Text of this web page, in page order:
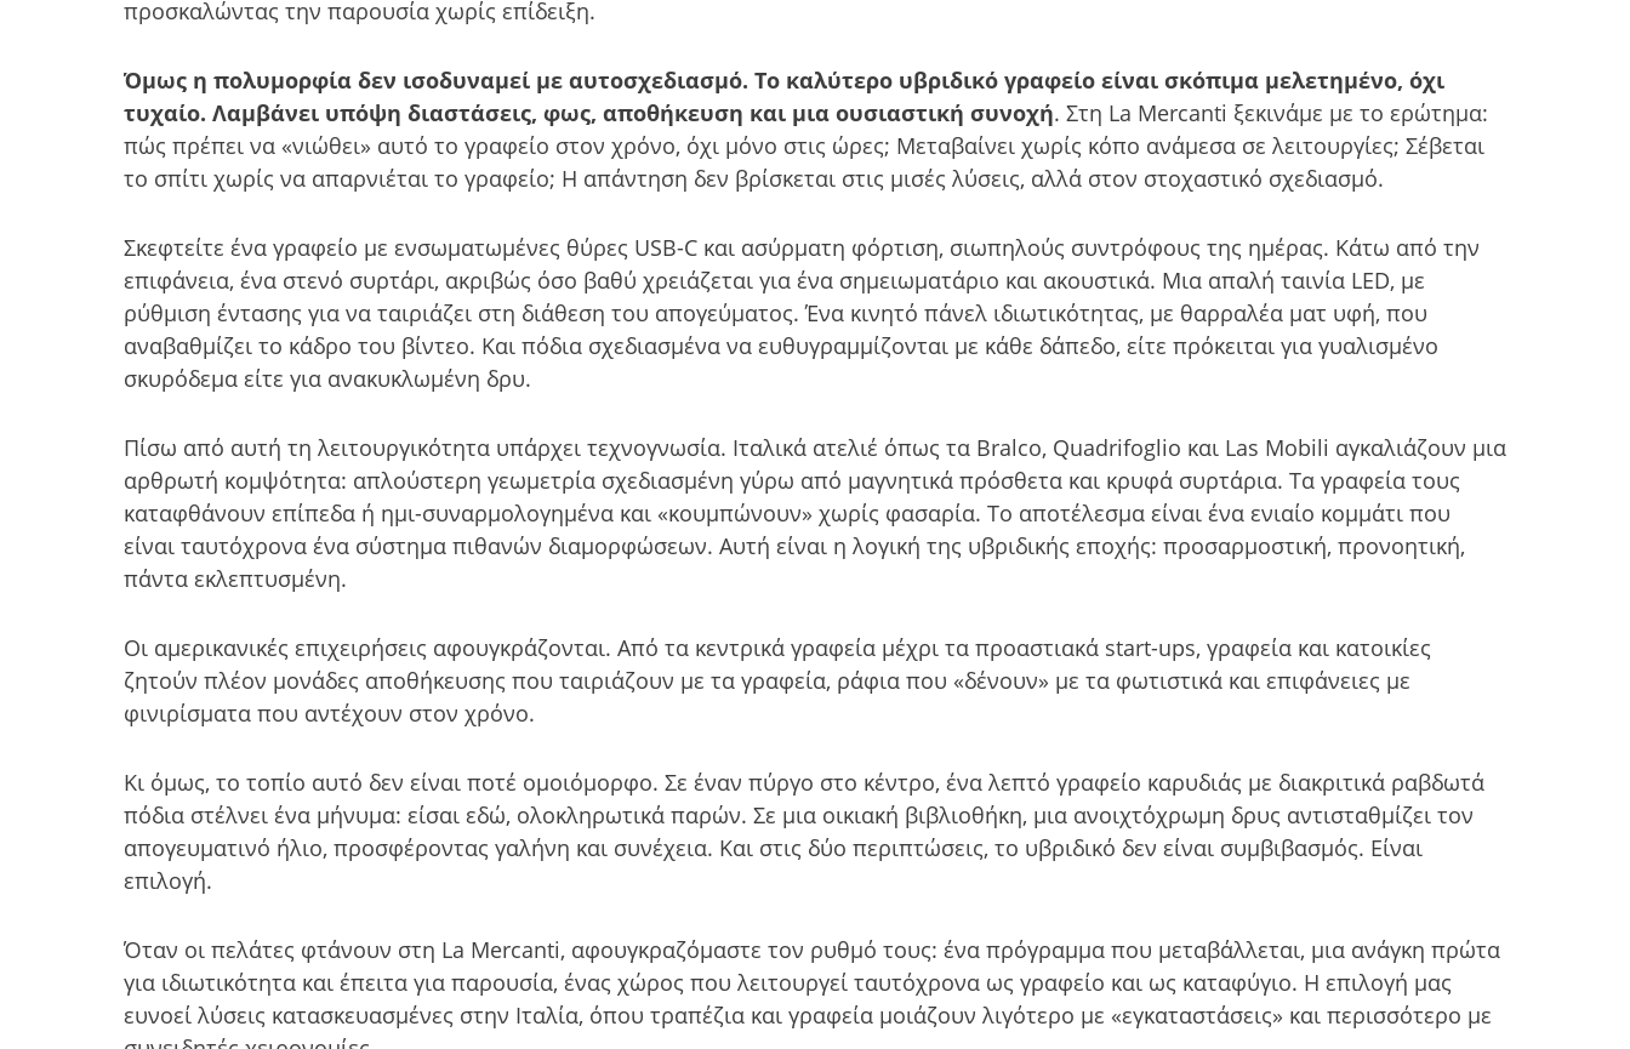
προσκαλώντας την παρουσία χωρίς επίδειξη.
Όμως η πολυμορφία δεν ισοδυναμεί με αυτοσχεδιασμό. Το καλύτερο υβριδικό γραφείο είναι σκόπιμα μελετημένο, όχι
τυχαίο. Λαμβάνει υπόψη διαστάσεις, φως, αποθήκευση και μια ουσιαστική συνοχή. Στη La Mercanti ξεκινάμε με το ερώτημα:
πώς πρέπει να «νιώθει» αυτό το γραφείο στον χρόνο, όχι μόνο στις ώρες; Μεταβαίνει χωρίς κόπο ανάμεσα σε λειτουργίες; Σέβεται
το σπίτι χωρίς να απαρνιέται το γραφείο; Η απάντηση δεν βρίσκεται στις μισές λύσεις, αλλά στον στοχαστικό σχεδιασμό.
Σκεφτείτε ένα γραφείο με ενσωματωμένες θύρες USB-C και ασύρματη φόρτιση, σιωπηλούς συντρόφους της ημέρας. Κάτω από την
επιφάνεια, ένα στενό συρτάρι, ακριβώς όσο βαθύ χρειάζεται για ένα σημειωματάριο και ακουστικά. Μια απαλή ταινία LED, με
ρύθμιση έντασης για να ταιριάζει στη διάθεση του απογεύματος. Ένα κινητό πάνελ ιδιωτικότητας, με θαρραλέα ματ υφή, που
αναβαθμίζει το κάδρο του βίντεο. Και πόδια σχεδιασμένα να ευθυγραμμίζονται με κάθε δάπεδο, είτε πρόκειται για γυαλισμένο
σκυρόδεμα είτε για ανακυκλωμένη δρυ.
Πίσω από αυτή τη λειτουργικότητα υπάρχει τεχνογνωσία. Ιταλικά ατελιέ όπως τα Bralco, Quadrifoglio και Las Mobili αγκαλιάζουν μια
αρθρωτή κομψότητα: απλούστερη γεωμετρία σχεδιασμένη γύρω από μαγνητικά πρόσθετα και κρυφά συρτάρια. Τα γραφεία τους
καταφθάνουν επίπεδα ή ημι-συναρμολογημένα και «κουμπώνουν» χωρίς φασαρία. Το αποτέλεσμα είναι ένα ενιαίο κομμάτι που
είναι ταυτόχρονα ένα σύστημα πιθανών διαμορφώσεων. Αυτή είναι η λογική της υβριδικής εποχής: προσαρμοστική, προνοητική,
πάντα εκλεπτυσμένη.
Οι αμερικανικές επιχειρήσεις αφουγκράζονται. Από τα κεντρικά γραφεία μέχρι τα προαστιακά start-ups, γραφεία και κατοικίες
ζητούν πλέον μονάδες αποθήκευσης που ταιριάζουν με τα γραφεία, ράφια που «δένουν» με τα φωτιστικά και επιφάνειες με
φινιρίσματα που αντέχουν στον χρόνο.
Κι όμως, το τοπίο αυτό δεν είναι ποτέ ομοιόμορφο. Σε έναν πύργο στο κέντρο, ένα λεπτό γραφείο καρυδιάς με διακριτικά ραβδωτά
πόδια στέλνει ένα μήνυμα: είσαι εδώ, ολοκληρωτικά παρών. Σε μια οικιακή βιβλιοθήκη, μια ανοιχτόχρωμη δρυς αντισταθμίζει τον
απογευματινό ήλιο, προσφέροντας γαλήνη και συνέχεια. Και στις δύο περιπτώσεις, το υβριδικό δεν είναι συμβιβασμός. Είναι
επιλογή.
Όταν οι πελάτες φτάνουν στη La Mercanti, αφουγκραζόμαστε τον ρυθμό τους: ένα πρόγραμμα που μεταβάλλεται, μια ανάγκη πρώτα
για ιδιωτικότητα και έπειτα για παρουσία, ένας χώρος που λειτουργεί ταυτόχρονα ως γραφείο και ως καταφύγιο. Η επιλογή μας
ευνοεί λύσεις κατασκευασμένες στην Ιταλία, όπου τραπέζια και γραφεία μοιάζουν λιγότερο με «εγκαταστάσεις» και περισσότερο με